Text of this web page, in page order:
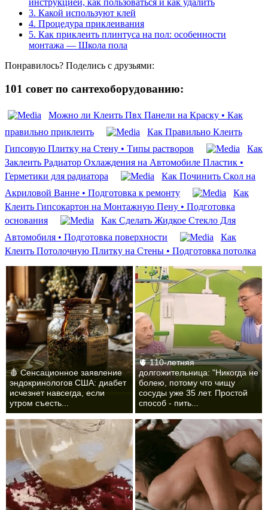
инструкцией, как пользоваться и как удалить
3. Какой используют клей
4. Процедура приклеивания
5. Как приклеить плинтуса на пол: особенности
монтажа — Школа пола
Понравилось? Поделись с друзьями:
101 совет по сантехоборудованию:
Можно ли Клеить Пвх Панели на Краску • Как
правильно приклеить
Как Правильно Клеить
Гипсовую Плитку на Стену • Типы растворов
Как
Заклеить Радиатор Охлаждения на Автомобиле Пластик •
Герметики для радиатора
Как Починить Скол на
Акриловой Ванне • Подготовка к ремонту
Как
Клеить Гипсокартон на Монтажную Пену • Подготовка
основания
Как Сделать Жидкое Стекло Для
Автомобиля • Подготовка поверхности
Как
Клеить Потолочную Плитку на Стены • Подготовка потолка
🩸 Сенсационное заявление
эндокринологов США: диабет
исчезнет навсегда, если
утром съесть...
🫀 110-летняя
долгожительница: "Никогда не
болею, потому что чищу
сосуды уже 35 лет. Простой
способ - пить...